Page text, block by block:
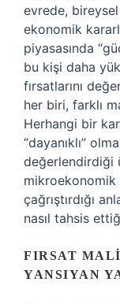
evrede,
ekonomik
piyasasında
bu kişi daha
fırsatlarını
her biri, farklı
Herhangi bir
“dayanıklı”
değerlendirdiği
mikroekonomik
çağrıştırdığı
nasıl tahsis
FIRSAT
YANSIYAN